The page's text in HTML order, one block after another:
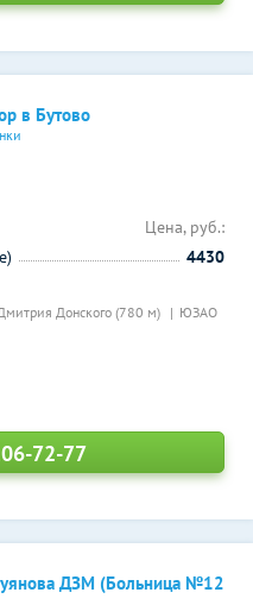
в Бутово
Донского (780 м) ЮЗАО
Цена, руб.:
4430
72-77
ДЗМ (Больница №12